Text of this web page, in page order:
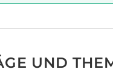
UND